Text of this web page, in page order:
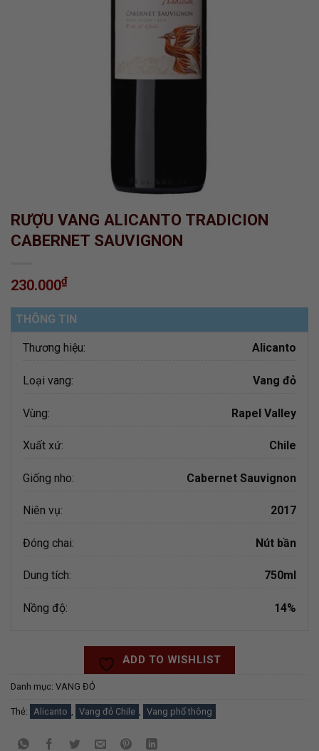
RƯỢU VANG ALICANTO TRADICION
CABERNET SAUVIGNON
230.000₫
THÔNG TIN
Thương hiệu: Alicanto
Loại vang: Vang đỏ
Vùng: Rapel Valley
Xuất xứ: Chile
Giống nho: Cabernet Sauvignon
Niên vụ: 2017
Đóng chai: Nút bần
Dung tích: 750ml
Nồng độ: 14%
ADD TO WISHLIST
Danh mục: VANG ĐỎ
Thẻ: Alicanto , Vang đỏ Chile , Vang phổ thông